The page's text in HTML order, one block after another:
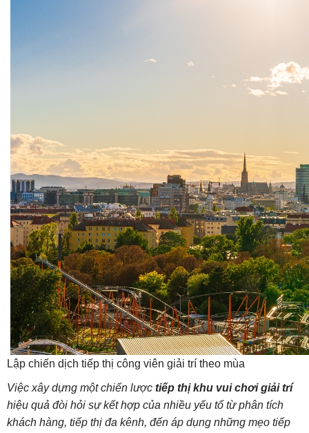
Lập chiến dịch tiếp thị công viên giải trí theo mùa
Việc xây dựng một chiến lược tiếp thị khu vui chơi giải trí
hiệu quả đòi hỏi sự kết hợp của nhiều yếu tố từ phân tích
khách hàng, tiếp thị đa kênh, đến áp dụng những mẹo tiếp